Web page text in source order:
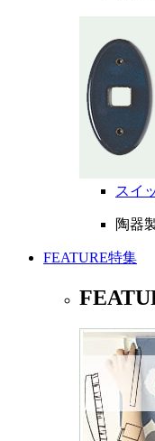
スイ
陶器
FEATURE特集